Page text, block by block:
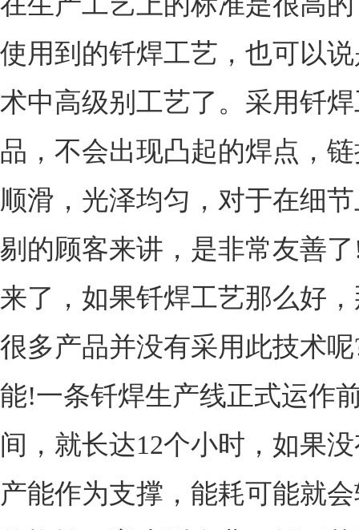
使用到的钎焊工艺，也可以
术中高级别工艺了。采用钎
品，不会出现凸起的焊点，
顺滑，光泽均匀，对于在细
剔的顾客来讲，是非常友善
来了，如果钎焊工艺那么好
很多产品并没有采用此技术
能!一条钎焊生产线正式运作
间，就长达12个小时，如果
产能作为支撑，能耗可能就